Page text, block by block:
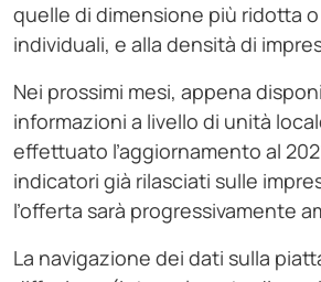
quelle di dimensione più ridotta
individuali, e alla densità di
Nei prossimi mesi, appena
informazioni a livello di unità
effettuato l’aggiornamento al
indicatori già rilasciati sulle
l’offerta sarà progressivamente
La navigazione dei dati sulla